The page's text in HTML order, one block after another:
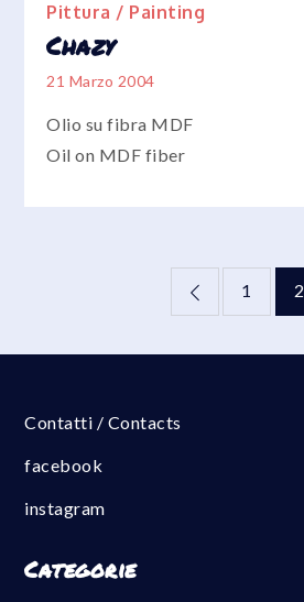
Pittura / Painting
Chazy
21 Marzo 2004
Olio su fibra MDF
Oil on MDF fiber
Paginazione
degli
articoli
1 2
Contatti / Contacts
facebook
instagram
Categorie